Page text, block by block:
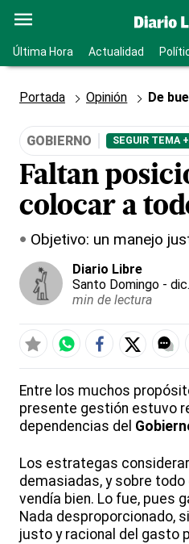
Última Hora Actualidad
Portada Opinión De
GOBIERNO SEGUIR TEMA +
Faltan
colocar a
Objetivo: un manejo
Diario Libre
Santo Domingo -
min de lectura
Entre los muchos
presente gestión estuvo
dependencias del
Los estrategas
demasiadas, y sobre
vendía bien. Lo fue, pues
Nada desproporcionado,
justo y racional del gasto